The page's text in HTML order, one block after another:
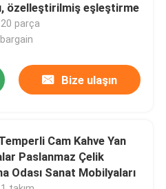
özelleştirilmiş eşleştirme
20 parça
Bize ulaşın
Cam Kahve Yan
Paslanmaz Çelik
Odası Sanat Mobilyaları